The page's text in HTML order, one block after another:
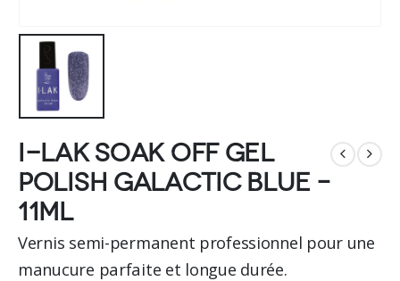
I-LAK soak off gel
polish galactic blue –
11ml
Vernis semi-permanent professionnel pour une
manucure parfaite et longue durée.